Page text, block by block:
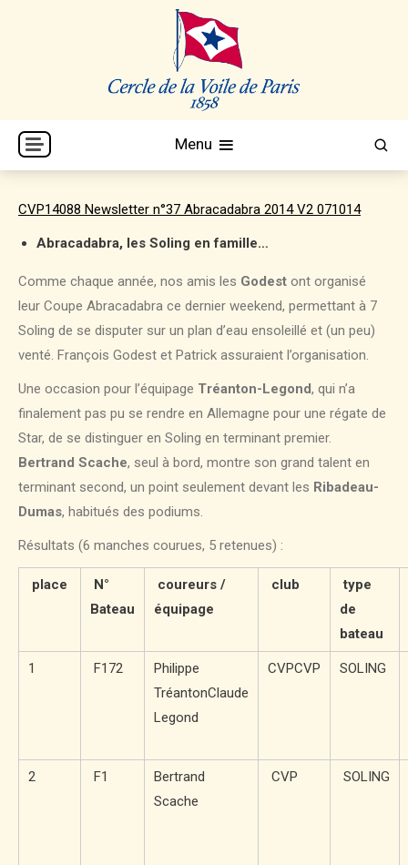
CVP
Cercle de la Voile de Paris
Menu
CVP14088 Newsletter n°37 Abracadabra 2014 V2 071014
Abracadabra, les Soling en famille…
Comme chaque année, nos amis les Godest ont organisé
leur Coupe Abracadabra ce dernier weekend, permettant à 7
Soling de se disputer sur un plan d’eau ensoleillé et (un peu)
venté. François Godest et Patrick assuraient l’organisation.
Une occasion pour l’équipage Tréanton-Legond, qui n’a
finalement pas pu se rendre en Allemagne pour une régate de
Star, de se distinguer en Soling en terminant premier.
Bertrand Scache, seul à bord, montre son grand talent en
terminant second, un point seulement devant les Ribadeau-
Dumas, habitués des podiums.
Résultats (6 manches courues, 5 retenues) :
place
N°
Bateau
coureurs /
équipage
club
type
de
bateau
1 F172
Philippe
TréantonClaude
Legond
CVPCVP SOLING
2 F1
Bertrand
Scache
CVP SOLING